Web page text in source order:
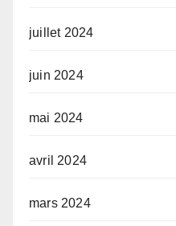
juillet 2024
juin 2024
mai 2024
avril 2024
mars 2024